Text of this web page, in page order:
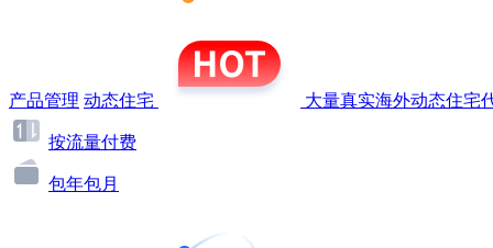
产品管理 动态住宅 大量真实海外动态住宅
按流量付费
包年包月